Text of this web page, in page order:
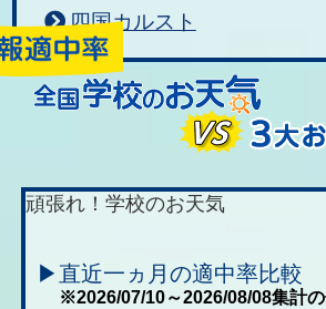
四国カルスト
頑張れ！学校のお天気
▶直近一ヵ月の適中率比較
※2026/07/10～2026/08/08集計